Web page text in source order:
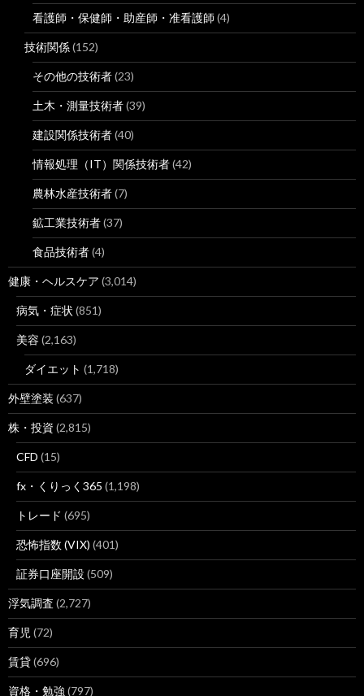
看護師・保健師・助産師・准看護師 (4)
技術関係(152)
その他の技術者(23)
土木・測量技術者(39)
建設関係技術者(40)
情報処理（IT）関係技術者(42)
農林水産技術者(7)
鉱工業技術者(37)
食品技術者(4)
健康・ヘルスケア (3,014)
病気・症状 (851)
美容 (2,163)
ダイエット (1,718)
外壁塗装 (637)
株・投資 (2,815)
CFD (15)
fx・くりっく365 (1,198)
トレード (695)
恐怖指数 (VIX) (401)
証券口座開設 (509)
浮気調査 (2,727)
育児 (72)
賃貸(696)
資格・勉強 (797)